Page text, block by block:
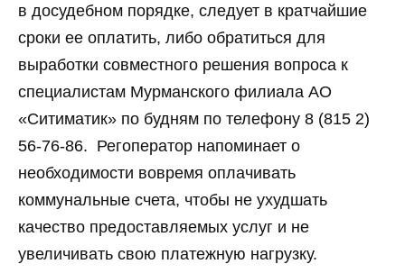
в досудебном порядке, следует в кратчайшие
сроки ее оплатить, либо обратиться для
выработки совместного решения вопроса к
специалистам Мурманского филиала АО
«Ситиматик» по будням по телефону 8 (815 2)
56-76-86. Регоператор напоминает о
необходимости вовремя оплачивать
коммунальные счета, чтобы не ухудшать
качество предоставляемых услуг и не
увеличивать свою платежную нагрузку.